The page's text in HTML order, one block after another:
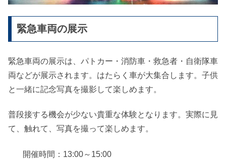
緊急車両の展示
緊急車両の展示は、パトカー・消防車・救急者・自衛隊車
両などが展示されます。はたらく車が大集合します。子供
と一緒に記念写真を撮影して楽しめます。
普段接する機会が少ない貴重な体験となります。実際に見
て、触れて、写真を撮って楽しめます。
開催時間：13:00～15:00